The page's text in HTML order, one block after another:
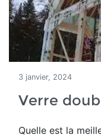
3 janvier, 2024
Verre
Quelle est la